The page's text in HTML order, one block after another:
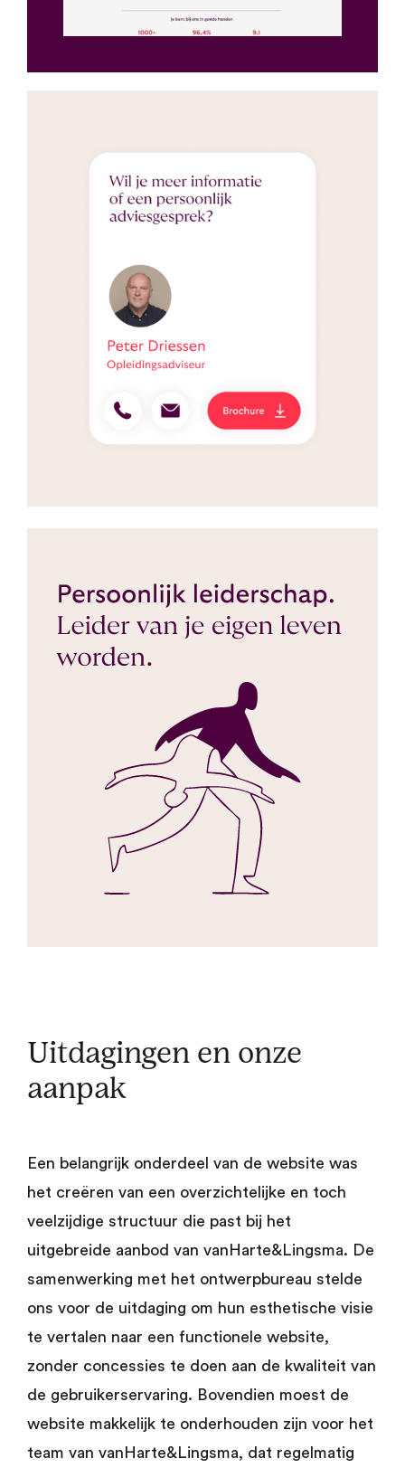
Uitdagingen en onze
aanpak
Een belangrijk onderdeel van de website was
het creëren van een overzichtelijke en toch
veelzijdige structuur die past bij het
uitgebreide aanbod van vanHarte&Lingsma. De
samenwerking met het ontwerpbureau stelde
ons voor de uitdaging om hun esthetische visie
te vertalen naar een functionele website,
zonder concessies te doen aan de kwaliteit van
de gebruikerservaring. Bovendien moest de
website makkelijk te onderhouden zijn voor het
team van vanHarte&Lingsma, dat regelmatig